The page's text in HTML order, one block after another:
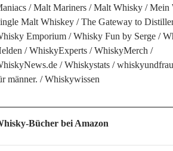
Malt Mariners Malt Whisky
Mein
Malt Whiskey
The Gateway to
Emporium
Whisky Fun by Serge
WhiskyExperts
WhiskyMerch
Whiskystats
männer.
Whiskywissen
Bücher bei Amazon